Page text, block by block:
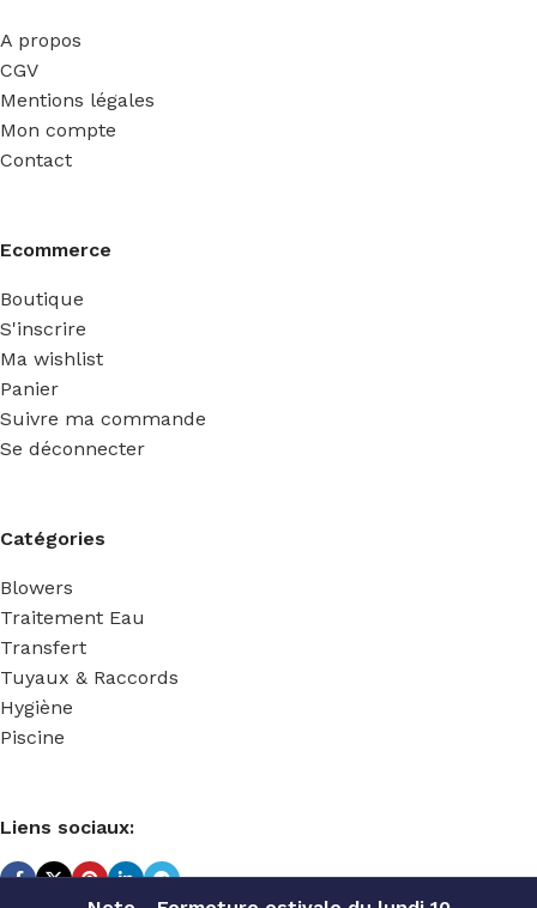
A propos
CGV
Mentions légales
Mon compte
Contact
Ecommerce
Boutique
S'inscrire
Ma wishlist
Panier
Suivre ma commande
Se déconnecter
Catégories
Blowers
Traitement Eau
Transfert
Tuyaux & Raccords
Hygiène
Piscine
Liens sociaux: